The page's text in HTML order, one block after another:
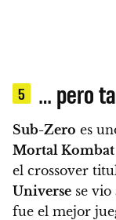
5 … pero
Sub-Zero es
Mortal Kombat
el crossover
Universe se
fue el mejor